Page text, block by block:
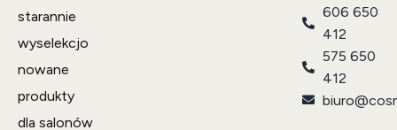
starannie
wyselekcjo
nowane
produkty
dla salonów
606 650
412
575 650
412